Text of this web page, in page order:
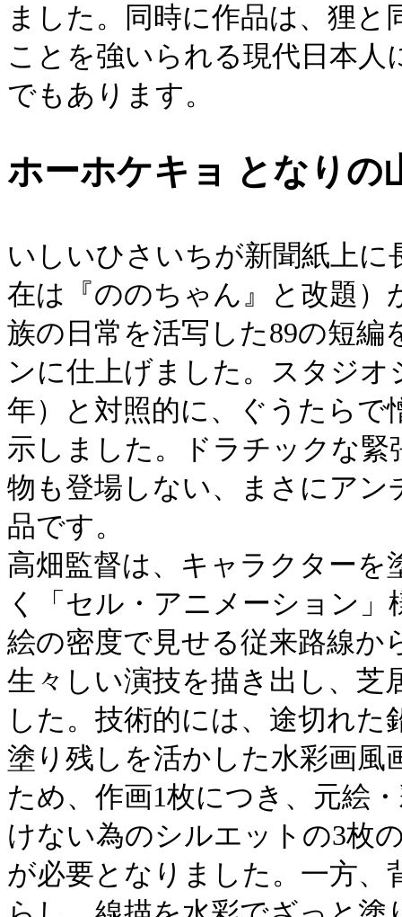
ました。同時に作品は、狸
ことを強いられる現代日本
でもあります。
ホーホケキョ となりの
いしいひさいちが新聞紙上に
在は『ののちゃん』と改題）
族の日常を活写した89の短
ンに仕上げました。スタジオ
年）と対照的に、ぐうたらで
示しました。ドラチックな
物も登場しない、まさにアン
品です。
高畑監督は、キャラクターを
く「セル・アニメーション
絵の密度で見せる従来路線か
生々しい演技を描き出し、芝
した。技術的には、途切れ
塗り残しを活かした水彩画風
ため、作画1枚につき、元絵
けない為のシルエットの3枚
が必要となりました。一方、